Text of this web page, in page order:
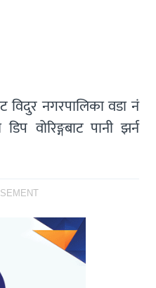
विदुर नगरपालिका वडा नं
वोरिङ्गबाट पानी झर्न